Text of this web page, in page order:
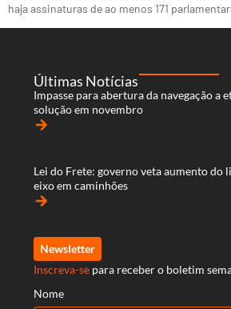
haja assinaturas de ao menos 171
Últimas Notícias
Impasse para abertura da navegação a
solução em novembro
arrow_forward
Lei do Frete: governo veta aumento do
eixo em caminhões
arrow_forward
Newsletter
Inscreva-se para receber o boletim
Nome